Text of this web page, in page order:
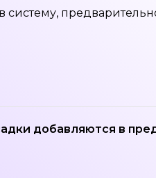
систему,
добавляются в